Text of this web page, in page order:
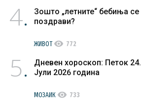
4
Зошто „летните“ бебиња се
поздрави?
ЖИВОТvisibility 772
5
Дневен хороскоп: Петок 24.
Јули 2026 година
МОЗАИК visibility 733